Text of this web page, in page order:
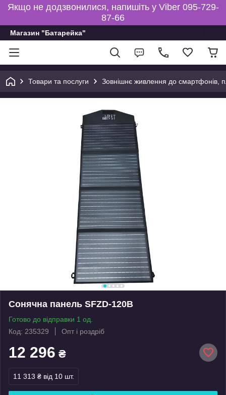
Якщо не додзвонилися, напишіть у Viber 095-729-
87-66
Магазин "Батарейка"
Товари та послуги Зовнішнє живлення до смартфонів,
Сонячна панель SFZD-120B
Готово до відправки 1 од.
Код: 235329
Опт і роздріб
12 296 ₴
11 313 ₴ від 10 шт.